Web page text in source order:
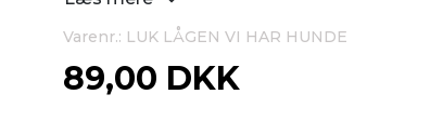
Varenr.: LUK LÅGEN VI HAR HUNDE
89,00 DKK